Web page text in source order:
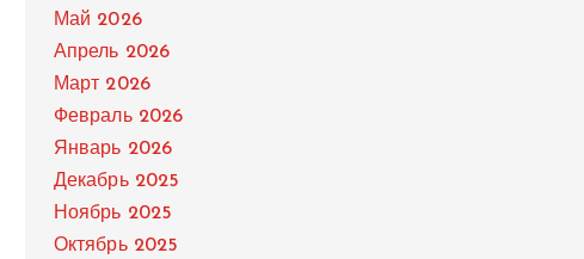
Май 2026
Апрель 2026
Март 2026
Февраль 2026
Январь 2026
Декабрь 2025
Ноябрь 2025
Октябрь 2025